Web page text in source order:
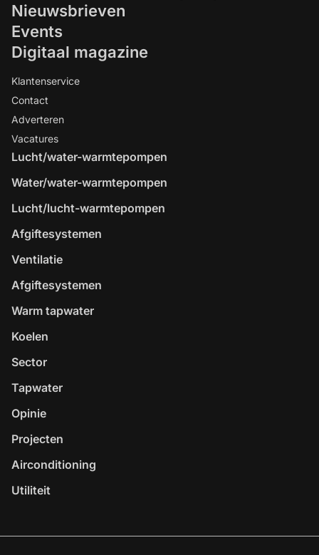
Nieuwsbrieven
Events
Digitaal magazine
Klantenservice
Contact
Adverteren
Vacatures
Lucht/water-warmtepompen
Water/water-warmtepompen
Lucht/lucht-warmtepompen
Afgiftesystemen
Ventilatie
Afgiftesystemen
Warm tapwater
Koelen
Sector
Tapwater
Opinie
Projecten
Airconditioning
Utiliteit